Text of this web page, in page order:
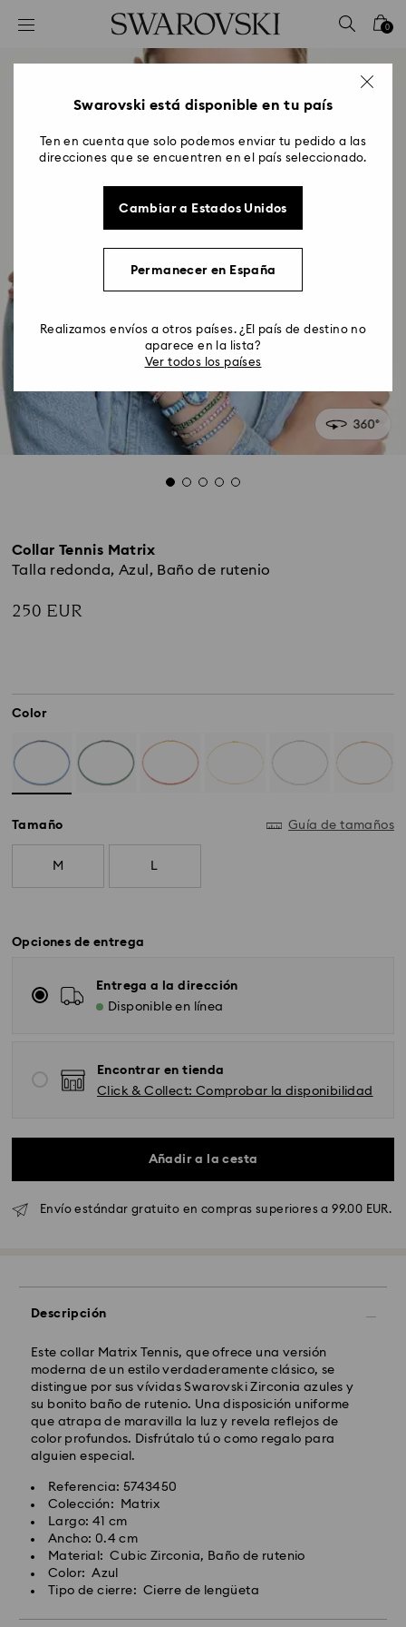
Accesskeys list
2 - Footer
0
Collar Tennis Matrix
Talla redonda, Azul, Baño de rutenio
250 EUR
Color
Tamaño Guía de tamaños
M L
Opciones de entrega
Entrega a la dirección
Disponible en línea
Encontrar en tienda
Click & Collect: Comprobar la disponibilidad
Añadir a la cesta
Envío estándar gratuito en compras superiores a 99.00 EUR.
Descripción
Este collar Matrix Tennis, que ofrece una versión
moderna de un estilo verdaderamente clásico, se
distingue por sus vívidas Swarovski Zirconia azules y
su bonito baño de rutenio. Una disposición uniforme
que atrapa de maravilla la luz y revela reflejos de
color profundos. Disfrútalo tú o como regalo para
alguien especial.
Referencia: 5743450
Colección: Matrix
Largo: 41 cm
Ancho: 0.4 cm
Material: Cubic Zirconia, Baño de rutenio
Color: Azul
Tipo de cierre: Cierre de lengüeta
Los pedidos realizados de lunes a viernes antes de las
10:00h CET serán procesados y enviados el mismo día
Tiempo de envío estándar: 4 días laborables después
Envío Exprés - FedEx
Los pedidos realizados de lunes a viernes antes de las
14:30h CET serán procesados y enviados el mismo día
laboral.
Tiempo de envío exprés: 1-2 días laborables después
del procesamiento y envío.
Costo envío exprés : EUR 19
Swarovski no puede realizar envíos a apartados
postales ni a direcciones APO/FPO (direcciones del
ejército y de la marina). Los artículos seguirán siendo
propiedad de Swarovski hasta la recepción del pago
final.
Swarovski está disponible en tu país
Ten en cuenta que solo podemos enviar tu pedido a las
direcciones que se encuentren en el país seleccionado.
Cambiar a Estados Unidos
Permanecer en España
Realizamos envíos a otros países. ¿El país de destino no
aparece en la lista?
Ver todos los países